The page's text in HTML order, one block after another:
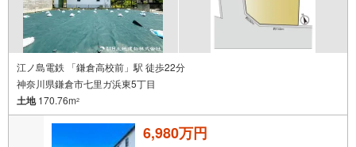
江ノ島電鉄 「鎌倉高校前」駅 徒歩22分
神奈川県鎌倉市七里ガ浜東5丁目
土地170.76m2
6,980万円